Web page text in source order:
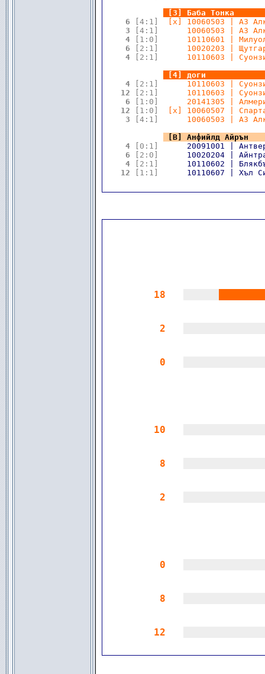
[3] Баба
6
[4:1]
[x] 10060503 | АЗ
3
[4:1]
10060503 | АЗ
4
[1:0]
10110601 |
6
[2:1]
10020203 |
4
[2:1]
10110603 |
[4] доги
4
[2:1]
10110603 |
12
[2:1]
10110603 |
6
[1:0]
20141305 |
12
[1:0]
[x] 10060507 |
3
[4:1]
10060503 | АЗ
[В] Анфийлд
4
[0:1]
20091001 |
6
[2:0]
10020204 |
4
[2:1]
10110602 |
12
[1:1]
10110607 | Хъл
18
2
0
10
8
2
0
8
12